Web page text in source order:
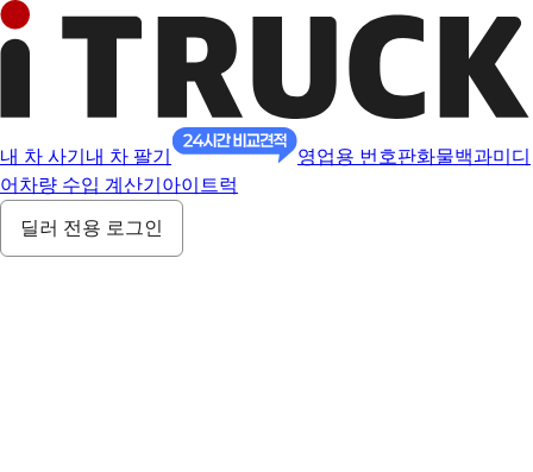
내 차 사기 내 차 팔기 영업용 번호판화물백과미디
어 차량 수입 계산기 아이트럭
딜러 전용 로그인